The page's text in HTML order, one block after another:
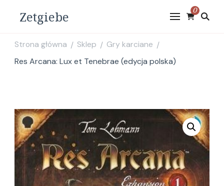
Zetgiebe 0
Strona główna / Sklep / Gry karciane /
Res Arcana: Lux et Tenebrae (edycja polska)